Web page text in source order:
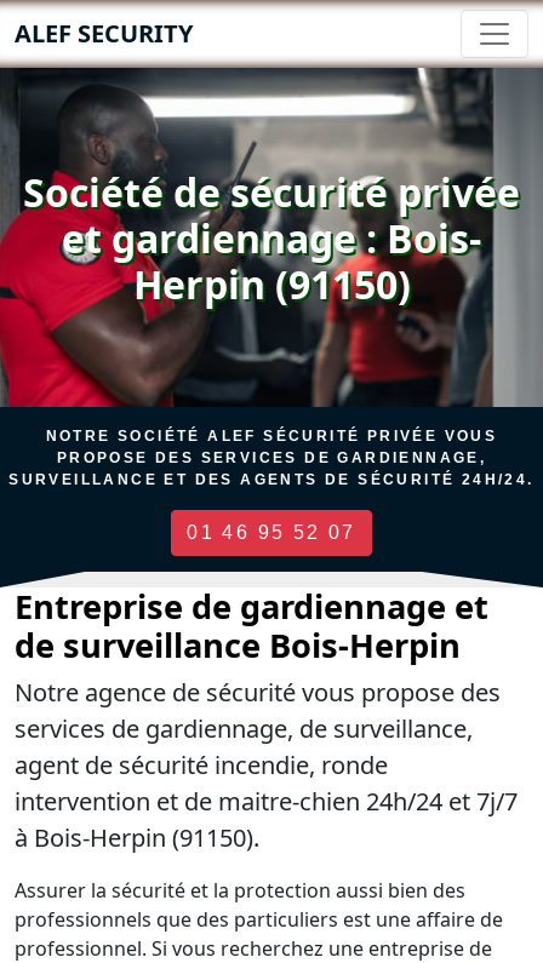
ALEF SECURITY
Société de sécurité privée
et gardiennage : Bois-
Herpin (91150)
NOTRE SOCIÉTÉ ALEF SÉCURITÉ PRIVÉE VOUS
PROPOSE DES SERVICES DE GARDIENNAGE,
SURVEILLANCE ET DES AGENTS DE SÉCURITÉ 24H/24.
01 46 95 52 07
Entreprise de gardiennage et
de surveillance Bois-Herpin
Notre agence de sécurité vous propose des
services de gardiennage, de surveillance,
agent de sécurité incendie, ronde
intervention et de maitre-chien 24h/24 et 7j/7
à Bois-Herpin (91150).
Assurer la sécurité et la protection aussi bien des
professionnels que des particuliers est une affaire de
professionnel. Si vous recherchez une entreprise de